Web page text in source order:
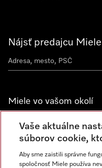
Nájsť predajcu Miele
Miele vo vašom okolí
Spoznajte predajne Miele
Newsletter
Vaše aktuálne
súborov cookie,
Aby sme zaistili správne
spoločnosť Miele používa